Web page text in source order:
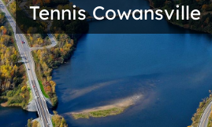
Tennis Cowansville